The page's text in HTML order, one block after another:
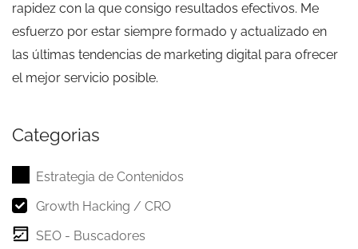
rapidez con la que consigo resultados efectivos. Me
esfuerzo por estar siempre formado y actualizado en
las últimas tendencias de marketing digital para ofrecer
el mejor servicio posible.
Categorias
Estrategia de Contenidos
Growth Hacking / CRO
SEO - Buscadores